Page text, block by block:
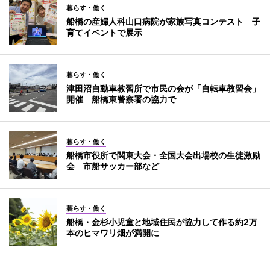
暮らす・働く
船橋の産婦人科山口病院が家族写真コンテスト 子
育てイベントで展示
暮らす・働く
津田沼自動車教習所で市民の会が「自転車教習会」
開催 船橋東警察署の協力で
暮らす・働く
船橋市役所で関東大会・全国大会出場校の生徒激励
会 市船サッカー部など
暮らす・働く
船橋・金杉小児童と地域住民が協力して作る約2万
本のヒマワリ畑が満開に